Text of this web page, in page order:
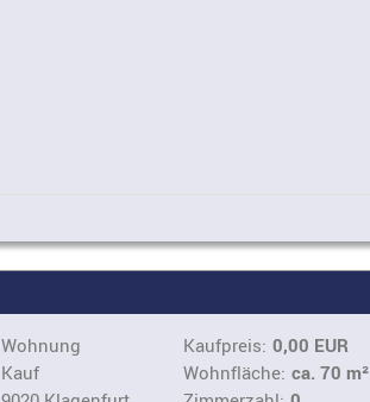
Wohnung
Kauf
Kaufpreis: 0,00 EUR
Wohnfläche: ca. 70 m²